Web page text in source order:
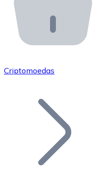
API Bitnovo
Integre nossa API no
Junte-se à nossa
Adicione o token do
Criptomoedas